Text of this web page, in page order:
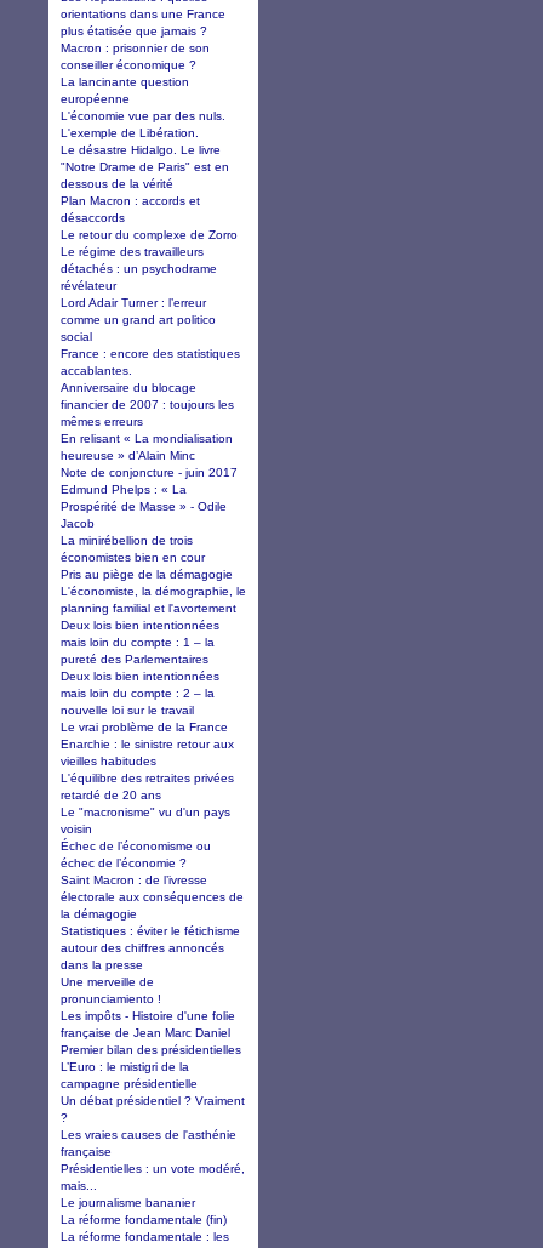
orientations dans une France
plus étatisée que jamais ?
Macron : prisonnier de son
conseiller économique ?
La lancinante question
européenne
L'économie vue par des nuls.
L'exemple de Libération.
Le désastre Hidalgo. Le livre
"Notre Drame de Paris" est en
dessous de la vérité
Plan Macron : accords et
désaccords
Le retour du complexe de Zorro
Le régime des travailleurs
détachés : un psychodrame
révélateur
Lord Adair Turner : l’erreur
comme un grand art politico
social
France : encore des statistiques
accablantes.
Anniversaire du blocage
financier de 2007 : toujours les
mêmes erreurs
En relisant « La mondialisation
heureuse » d’Alain Minc
Note de conjoncture - juin 2017
Edmund Phelps : « La
Prospérité de Masse » - Odile
Jacob
La minirébellion de trois
économistes bien en cour
Pris au piège de la démagogie
L'économiste, la démographie, le
planning familial et l'avortement
Deux lois bien intentionnées
mais loin du compte : 1 – la
pureté des Parlementaires
Deux lois bien intentionnées
mais loin du compte : 2 – la
nouvelle loi sur le travail
Le vrai problème de la France
Enarchie : le sinistre retour aux
vieilles habitudes
L'équilibre des retraites privées
retardé de 20 ans
Le "macronisme" vu d'un pays
voisin
Échec de l’économisme ou
échec de l’économie ?
Saint Macron : de l’ivresse
électorale aux conséquences de
la démagogie
Statistiques : éviter le fétichisme
autour des chiffres annoncés
dans la presse
Une merveille de
pronunciamiento !
Les impôts - Histoire d'une folie
française de Jean Marc Daniel
Premier bilan des présidentielles
L’Euro : le mistigri de la
campagne présidentielle
Un débat présidentiel ? Vraiment
?
Les vraies causes de l'asthénie
française
Présidentielles : un vote modéré,
mais...
Le journalisme bananier
La réforme fondamentale (fin)
La réforme fondamentale : les